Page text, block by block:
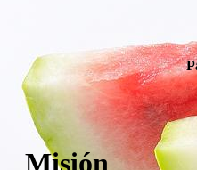
Misión